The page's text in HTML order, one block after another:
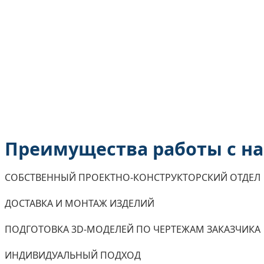
Преимущества работы с
СОБСТВЕННЫЙ ПРОЕКТНО-КОНСТРУКТОРСКИЙ ОТДЕЛ
ДОСТАВКА И МОНТАЖ ИЗДЕЛИЙ
ПОДГОТОВКА 3D-МОДЕЛЕЙ ПО ЧЕРТЕЖАМ ЗАКАЗЧИКА
ИНДИВИДУАЛЬНЫЙ ПОДХОД